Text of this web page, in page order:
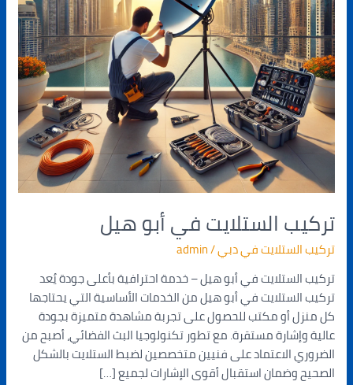
تركيب الستلايت في أبو هيل
تركيب الستلايت في دبي/
admin
تركيب الستلايت في أبو هيل – خدمة احترافية بأعلى جودة يُعد
تركيب الستلايت في أبو هيل من الخدمات الأساسية التي يحتاجها
كل منزل أو مكتب للحصول على تجربة مشاهدة متميزة بجودة
عالية وإشارة مستقرة. مع تطور تكنولوجيا البث الفضائي، أصبح من
الضروري الاعتماد على فنيين متخصصين لضبط الستلايت بالشكل
الصحيح وضمان استقبال أقوى الإشارات لجميع […]